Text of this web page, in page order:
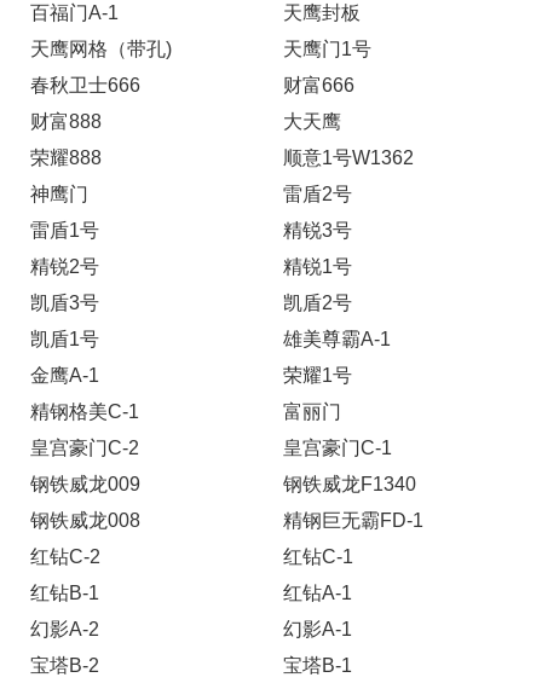
百福门A-1
天鹰封板
天鹰网格（带孔)
天鹰门1号
春秋卫士666
财富666
财富888
大天鹰
荣耀888
顺意1号W1362
神鹰门
雷盾2号
雷盾1号
精锐3号
精锐2号
精锐1号
凯盾3号
凯盾2号
凯盾1号
雄美尊霸A-1
金鹰A-1
荣耀1号
精钢格美C-1
富丽门
皇宫豪门C-2
皇宫豪门C-1
钢铁威龙009
钢铁威龙F1340
钢铁威龙008
精钢巨无霸FD-1
红钻C-2
红钻C-1
红钻B-1
红钻A-1
幻影A-2
幻影A-1
宝塔B-2
宝塔B-1